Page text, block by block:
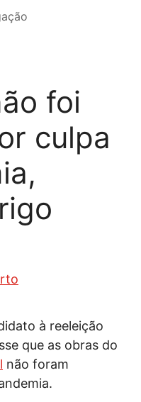
foi
culpa
à reeleição
que as obras do
não foram